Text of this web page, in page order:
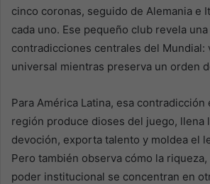
cinco coronas, seguido de Alemania e
cada uno. Ese pequeño club revela una
contradicciones centrales del Mundial:
universal mientras preserva un orden
Para América Latina, esa contradicción
región produce dioses del juego, llena
devoción, exporta talento y moldea el
Pero también observa cómo la
poder institucional se concentran en